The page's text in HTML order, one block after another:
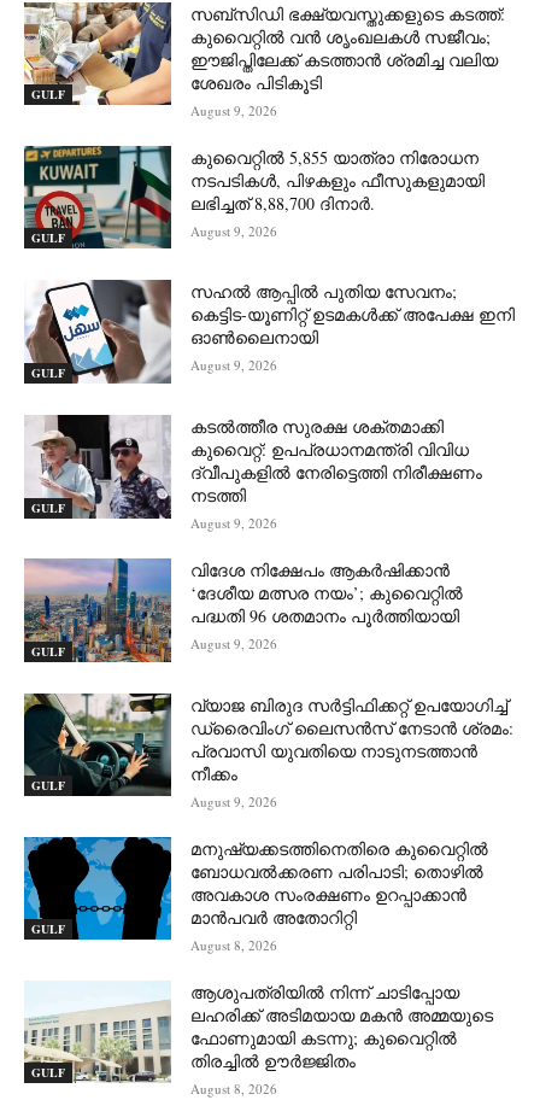
GULF
സബ്‌സിഡി ഭക്ഷ്യവസ്തുക്കളുടെ കടത്ത്:
കുവൈറ്റിൽ വൻ ശൃംഖലകൾ സജീവം;
ഈജിപ്തിലേക്ക് കടത്താൻ ശ്രമിച്ച വലിയ
ശേഖരം പിടികൂടി
August 9, 2026
GULF
കുവൈറ്റിൽ 5,855 യാത്രാ നിരോധന
നടപടികൾ, പിഴകളും ഫീസുകളുമായി
ലഭിച്ചത് 8,88,700 ദിനാർ.
August 9, 2026
GULF
സഹൽ ആപ്പിൽ പുതിയ സേവനം;
കെട്ടിട-യൂണിറ്റ് ഉടമകൾക്ക് അപേക്ഷ ഇനി
ഓൺലൈനായി
August 9, 2026
GULF
കടൽത്തീര സുരക്ഷ ശക്തമാക്കി
കുവൈറ്റ്: ഉപപ്രധാനമന്ത്രി വിവിധ
ദ്വീപുകളിൽ നേരിട്ടെത്തി നിരീക്ഷണം
നടത്തി
August 9, 2026
GULF
വിദേശ നിക്ഷേപം ആകർഷിക്കാൻ
‘ദേശീയ മത്സര നയം’; കുവൈറ്റിൽ
പദ്ധതി 96 ശതമാനം പൂർത്തിയായി
August 9, 2026
GULF
വ്യാജ ബിരുദ സർട്ടിഫിക്കറ്റ് ഉപയോഗിച്ച്
ഡ്രൈവിംഗ് ലൈസൻസ് നേടാൻ ശ്രമം:
പ്രവാസി യുവതിയെ നാടുനടത്താൻ
നീക്കം
August 9, 2026
GULF
മനുഷ്യക്കടത്തിനെതിരെ കുവൈറ്റിൽ
ബോധവൽക്കരണ പരിപാടി; തൊഴിൽ
അവകാശ സംരക്ഷണം ഉറപ്പാക്കാൻ
മാൻപവർ അതോറിറ്റി
August 8, 2026
GULF
ആശുപത്രിയിൽ നിന്ന് ചാടിപ്പോയ
ലഹരിക്ക് അടിമയായ മകൻ അമ്മയുടെ
ഫോണുമായി കടന്നു; കുവൈറ്റിൽ
തിരച്ചിൽ ഊർജ്ജിതം
August 8, 2026